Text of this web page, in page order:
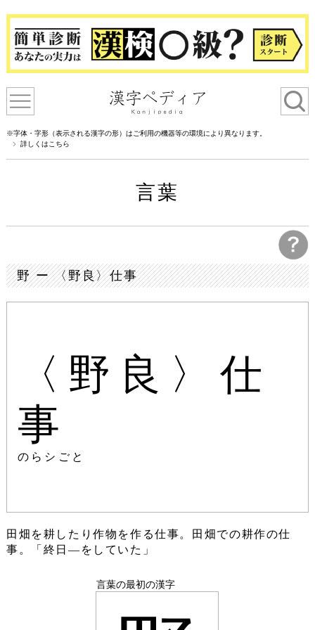
※字体・字形（表示される漢字の形）はご利用の機器等の環境により異なります。
詳しくはこちら
言葉
野 ー 〈野良〉仕事
〈野良〉仕
事
のらシごと
田畑を耕したり作物を作る仕事。田畑での耕作の仕
事。「終日―をしていた」
言葉の最初の漢字